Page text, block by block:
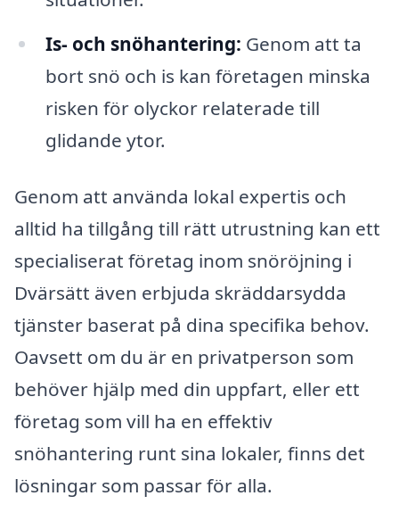
Is- och snöhantering: Genom att ta
bort snö och is kan företagen minska
risken för olyckor relaterade till
glidande ytor.
Genom att använda lokal expertis och
alltid ha tillgång till rätt utrustning kan ett
specialiserat företag inom snöröjning i
Dvärsätt även erbjuda skräddarsydda
tjänster baserat på dina specifika behov.
Oavsett om du är en privatperson som
behöver hjälp med din uppfart, eller ett
företag som vill ha en effektiv
snöhantering runt sina lokaler, finns det
lösningar som passar för alla.